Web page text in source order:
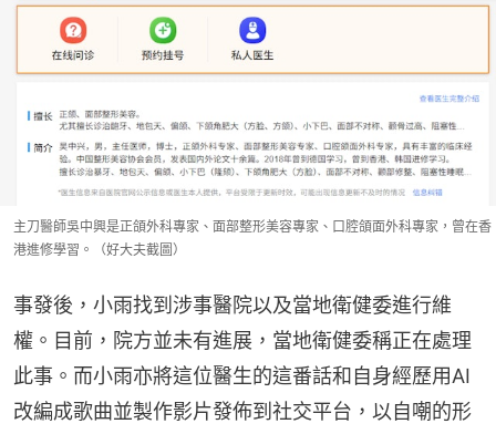
主刀醫師吳中興是正頜外科專家、面部整形美容專家、口腔頜面外科專家，曾在香
港進修學習。（好大夫截圖）
事發後，小雨找到涉事醫院以及當地衛健委進行維
權。目前，院方並未有進展，當地衛健委稱正在處理
此事。而小雨亦將這位醫生的這番話和自身經歷用AI
改編成歌曲並製作影片發佈到社交平台，以自嘲的形